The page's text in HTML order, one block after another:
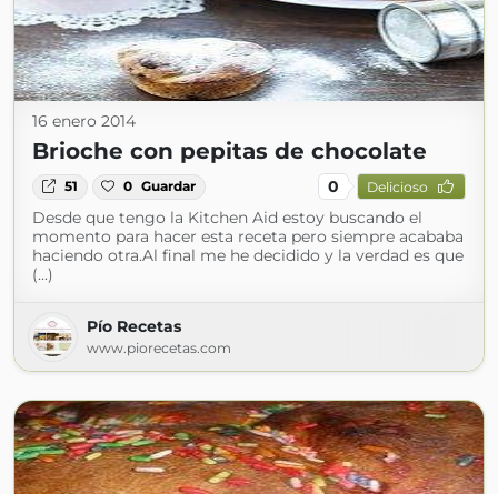
16 enero 2014
Brioche con pepitas de chocolate
51 0 Guardar 0 Delicioso
Desde que tengo la Kitchen Aid estoy buscando el
momento para hacer esta receta pero siempre acababa
haciendo otra.Al final me he decidido y la verdad es que
(...)
Pío Recetas
www.piorecetas.com